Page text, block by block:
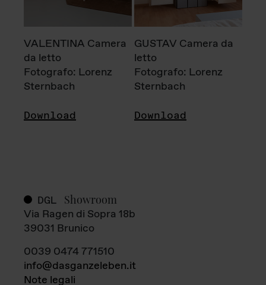
VALENTINA Camera
da letto
Fotografo: Lorenz
Sternbach
Download
GUSTAV Camera da
letto
Fotografo: Lorenz
Sternbach
Download
DGL Showroom
Via Ragen di Sopra 18b
39031 Brunico
0039 0474 771510
info@dasganzeleben.it
Note legali